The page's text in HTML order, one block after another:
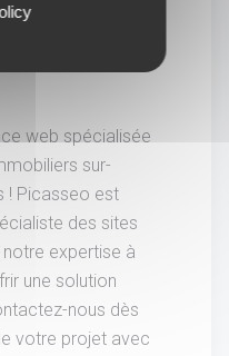
savoir
web spécialisée
sur-
! Picasseo est
des sites
expertise à
une solution
nous dès
votre projet avec